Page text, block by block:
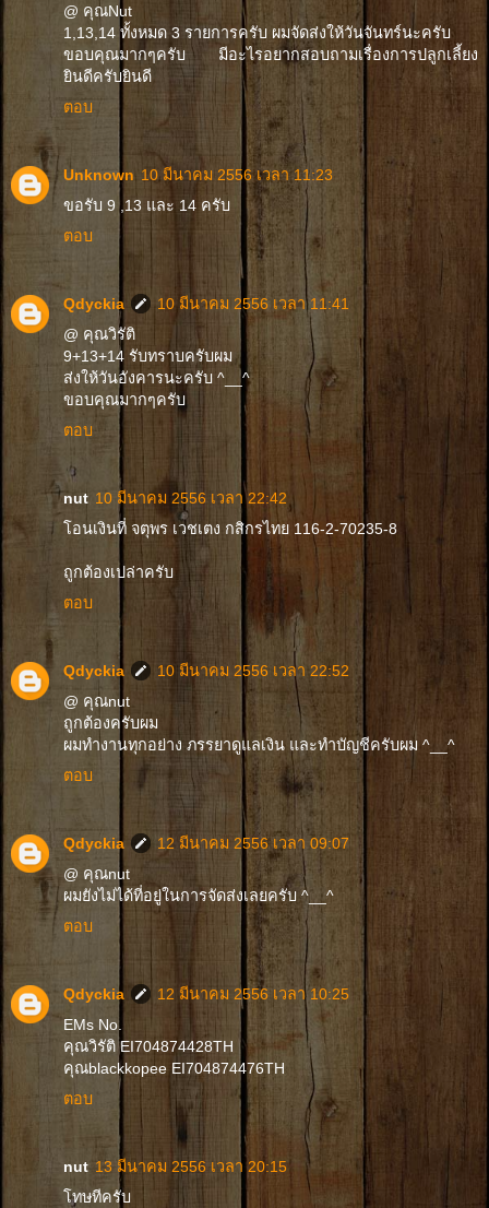
@ คุณNut
1,13,14 ทั้งหมด 3 รายการครับ ผมจัดส่งให้วันจันทร์นะครับ
ขอบคุณมากๆครับ มีอะไรอยากสอบถามเรื่องการปลูกเลี้ยง
ยินดีครับยินดี
ตอบ
Unknown 10 มีนาคม 2556 เวลา 11:23
ขอรับ 9 ,13 และ 14 ครับ
ตอบ
Qdyckia
10 มีนาคม 2556 เวลา 11:41
@ คุณวิรัติ
9+13+14 รับทราบครับผม
ส่งให้วันอังคารนะครับ ^__^
ขอบคุณมากๆครับ
ตอบ
nut 10 มีนาคม 2556 เวลา 22:42
โอนเงินที่ จตุพร เวชเตง กสิกรไทย 116-2-70235-8
ถูกต้องเปล่าครับ
ตอบ
Qdyckia
10 มีนาคม 2556 เวลา 22:52
@ คุณnut
ถูกต้องครับผม
ผมทำงานทุกอย่าง ภรรยาดูแลเงิน และทำบัญชีครับผม ^__^
ตอบ
Qdyckia
12 มีนาคม 2556 เวลา 09:07
@ คุณnut
ผมยังไม่ได้ที่อยู่ในการจัดส่งเลยครับ ^__^
ตอบ
Qdyckia
12 มีนาคม 2556 เวลา 10:25
EMs No.
คุณวิรัติ EI704874428TH
คุณblackkopee EI704874476TH
ตอบ
nut 13 มีนาคม 2556 เวลา 20:15
โทษทีครับ